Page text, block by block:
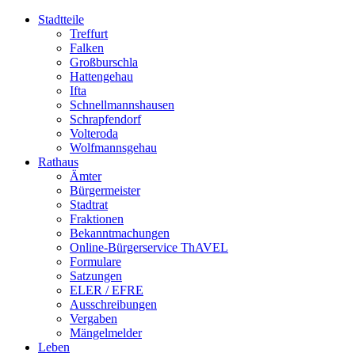
Stadtteile
Treffurt
Falken
Großburschla
Hattengehau
Ifta
Schnellmannshausen
Schrapfendorf
Volteroda
Wolfmannsgehau
Rathaus
Ämter
Bürgermeister
Stadtrat
Fraktionen
Bekanntmachungen
Online-Bürgerservice ThAVEL
Formulare
Satzungen
ELER / EFRE
Ausschreibungen
Vergaben
Mängelmelder
Leben